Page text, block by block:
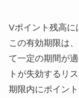
Vポイント残高に
この有効期限は
て一定の期間が
トが失効するリ
期限内にポイン